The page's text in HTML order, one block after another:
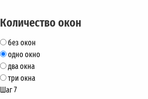
Количество окон
без окон
одно окно
два окна
три окна
Шаг 7